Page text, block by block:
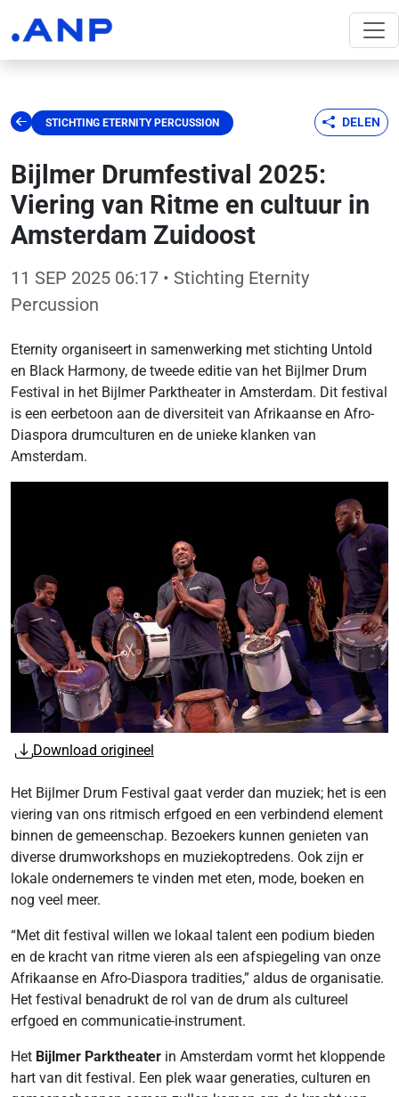
STICHTING ETERNITY PERCUSSION DELEN
Bijlmer Drumfestival 2025:
Viering van Ritme en cultuur in
Amsterdam Zuidoost
11 SEP 2025 06:17 • Stichting Eternity
Percussion
Eternity organiseert in samenwerking met stichting Untold
en Black Harmony, de tweede editie van het Bijlmer Drum
Festival in het Bijlmer Parktheater in Amsterdam. Dit festival
is een eerbetoon aan de diversiteit van Afrikaanse en Afro-
Diaspora drumculturen en de unieke klanken van
Amsterdam.
Download origineel
Het Bijlmer Drum Festival gaat verder dan muziek; het is een
viering van ons ritmisch erfgoed en een verbindend element
binnen de gemeenschap. Bezoekers kunnen genieten van
diverse drumworkshops en muziekoptredens. Ook zijn er
lokale ondernemers te vinden met eten, mode, boeken en
nog veel meer.
“Met dit festival willen we lokaal talent een podium bieden
en de kracht van ritme vieren als een afspiegeling van onze
Afrikaanse en Afro-Diaspora tradities,” aldus de organisatie.
Het festival benadrukt de rol van de drum als cultureel
erfgoed en communicatie-instrument.
Het Bijlmer Parktheater in Amsterdam vormt het kloppende
hart van dit festival. Een plek waar generaties, culturen en